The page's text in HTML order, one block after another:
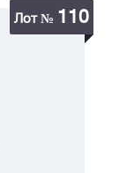
Лот № 110